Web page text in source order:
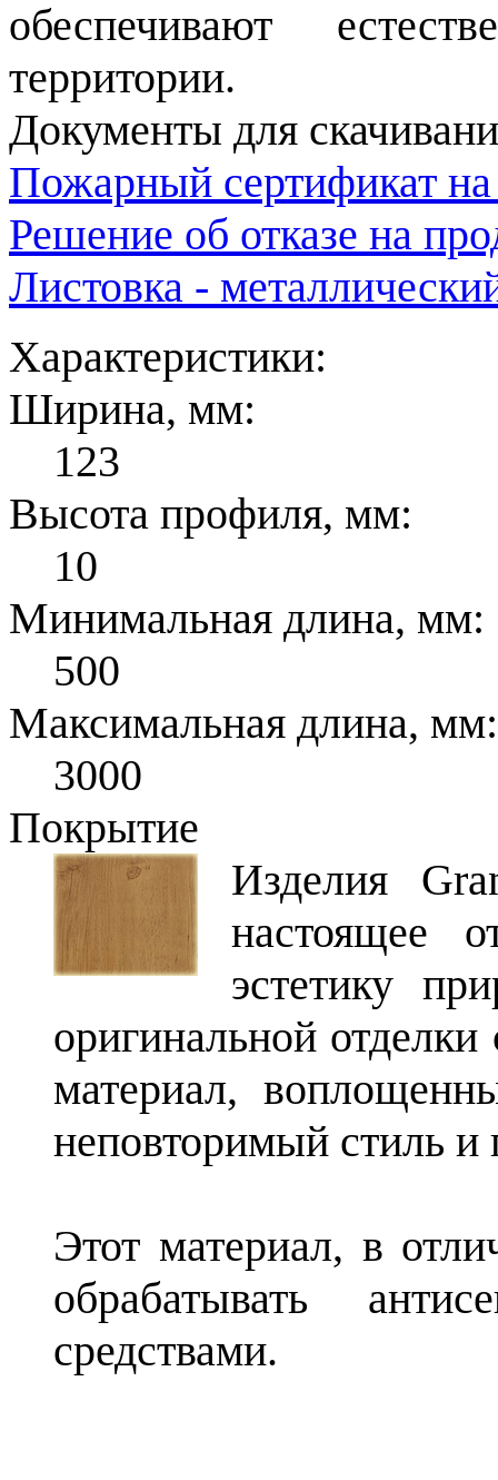
обеспечивают
территории.
Документы для
Пожарный сертификат
Решение об отказе на
Листовка -
Характеристики:
Ширина, мм:
123
Высота профиля, мм:
10
Минимальная длина, мм:
500
Максимальная длина, мм:
3000
Покрытие
Изделия
настоящее
эстетику
оригинальной
материал,
неповторимый стиль
Этот материал, в
обрабатывать
средствами.